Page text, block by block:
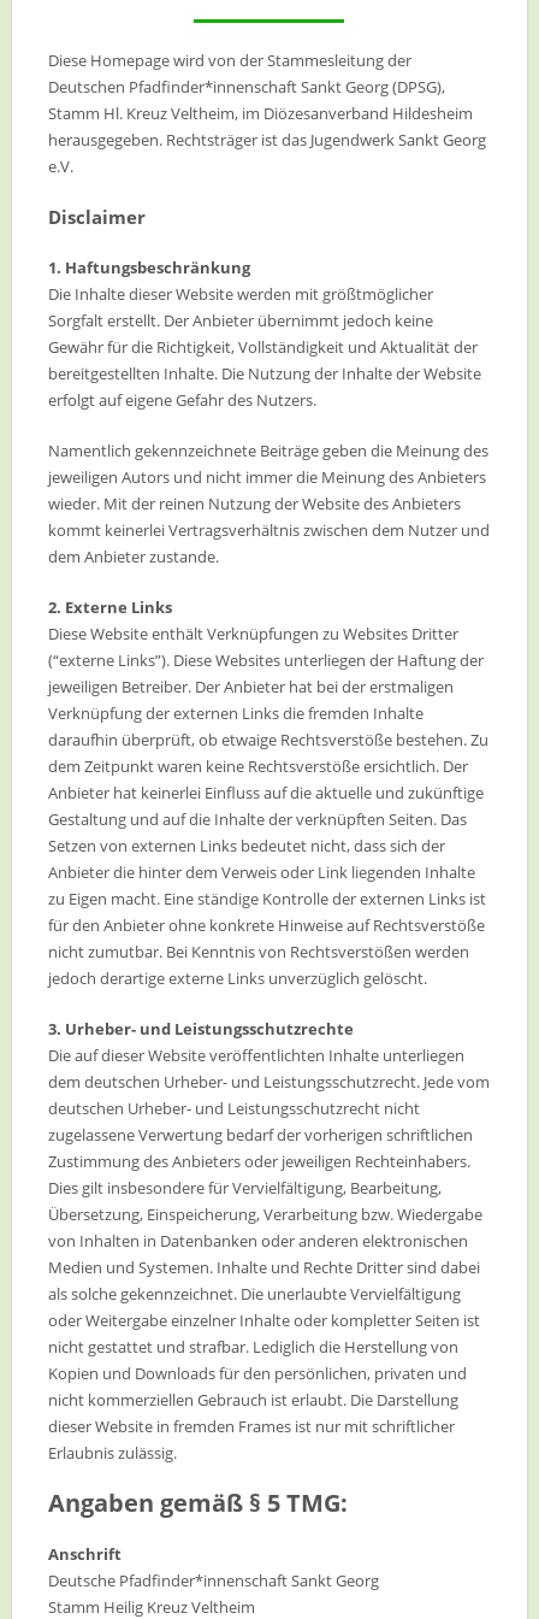
Diese Homepage wird von der Stammesleitung der
Deutschen Pfadfinder*innenschaft Sankt Georg (DPSG),
Stamm Hl. Kreuz Veltheim, im Diözesanverband Hildesheim
herausgegeben. Rechtsträger ist das Jugendwerk Sankt Georg
e.V.
Disclaimer
1. Haftungsbeschränkung
Die Inhalte dieser Website werden mit größtmöglicher
Sorgfalt erstellt. Der Anbieter übernimmt jedoch keine
Gewähr für die Richtigkeit, Vollständigkeit und Aktualität der
bereitgestellten Inhalte. Die Nutzung der Inhalte der Website
erfolgt auf eigene Gefahr des Nutzers.
Namentlich gekennzeichnete Beiträge geben die Meinung des
jeweiligen Autors und nicht immer die Meinung des Anbieters
wieder. Mit der reinen Nutzung der Website des Anbieters
kommt keinerlei Vertragsverhältnis zwischen dem Nutzer und
dem Anbieter zustande.
2. Externe Links
Diese Website enthält Verknüpfungen zu Websites Dritter
(“externe Links”). Diese Websites unterliegen der Haftung der
jeweiligen Betreiber. Der Anbieter hat bei der erstmaligen
Verknüpfung der externen Links die fremden Inhalte
daraufhin überprüft, ob etwaige Rechtsverstöße bestehen. Zu
dem Zeitpunkt waren keine Rechtsverstöße ersichtlich. Der
Anbieter hat keinerlei Einfluss auf die aktuelle und zukünftige
Gestaltung und auf die Inhalte der verknüpften Seiten. Das
Setzen von externen Links bedeutet nicht, dass sich der
Anbieter die hinter dem Verweis oder Link liegenden Inhalte
zu Eigen macht. Eine ständige Kontrolle der externen Links ist
für den Anbieter ohne konkrete Hinweise auf Rechtsverstöße
nicht zumutbar. Bei Kenntnis von Rechtsverstößen werden
jedoch derartige externe Links unverzüglich gelöscht.
3. Urheber- und Leistungsschutzrechte
Die auf dieser Website veröffentlichten Inhalte unterliegen
dem deutschen Urheber- und Leistungsschutzrecht. Jede vom
deutschen Urheber- und Leistungsschutzrecht nicht
zugelassene Verwertung bedarf der vorherigen schriftlichen
Zustimmung des Anbieters oder jeweiligen Rechteinhabers.
Dies gilt insbesondere für Vervielfältigung, Bearbeitung,
Übersetzung, Einspeicherung, Verarbeitung bzw. Wiedergabe
von Inhalten in Datenbanken oder anderen elektronischen
Medien und Systemen. Inhalte und Rechte Dritter sind dabei
als solche gekennzeichnet. Die unerlaubte Vervielfältigung
oder Weitergabe einzelner Inhalte oder kompletter Seiten ist
nicht gestattet und strafbar. Lediglich die Herstellung von
Kopien und Downloads für den persönlichen, privaten und
nicht kommerziellen Gebrauch ist erlaubt. Die Darstellung
dieser Website in fremden Frames ist nur mit schriftlicher
Erlaubnis zulässig.
Angaben gemäß § 5 TMG:
Anschrift
Deutsche Pfadfinder*innenschaft Sankt Georg
Stamm Heilig Kreuz Veltheim